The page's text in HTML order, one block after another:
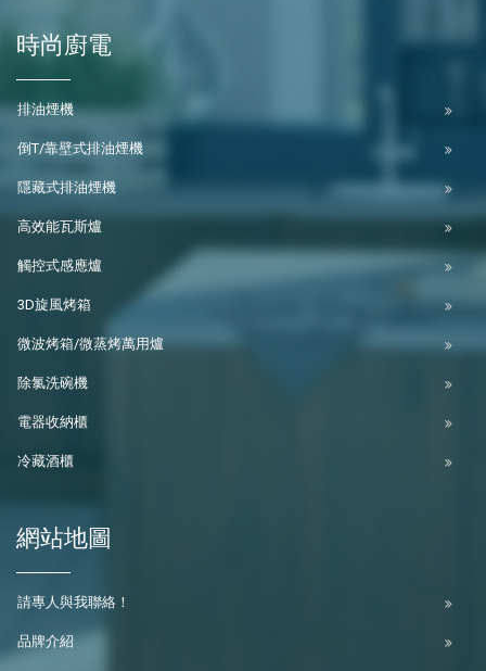
時尚廚電
排油煙機
倒T/靠壁式排油煙機
隱藏式排油煙機
高效能瓦斯爐
觸控式感應爐
3D旋風烤箱
微波烤箱/微蒸烤萬用爐
除氯洗碗機
電器收納櫃
冷藏酒櫃
網站地圖
請專人與我聯絡！
品牌介紹